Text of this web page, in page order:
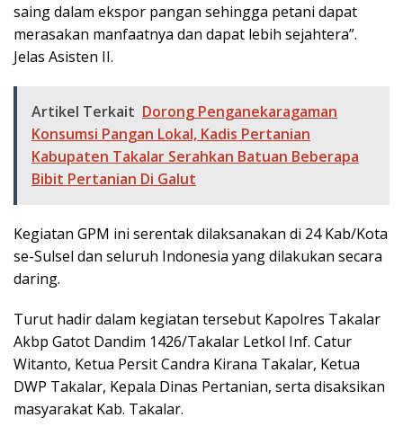
saing dalam ekspor pangan sehingga petani dapat
merasakan manfaatnya dan dapat lebih sejahtera”.
Jelas Asisten II.
Artikel Terkait Dorong Penganekaragaman
Konsumsi Pangan Lokal, Kadis Pertanian
Kabupaten Takalar Serahkan Batuan Beberapa
Bibit Pertanian Di Galut
Kegiatan GPM ini serentak dilaksanakan di 24 Kab/Kota
se-Sulsel dan seluruh Indonesia yang dilakukan secara
daring.
Turut hadir dalam kegiatan tersebut Kapolres Takalar
Akbp Gatot Dandim 1426/Takalar Letkol Inf. Catur
Witanto, Ketua Persit Candra Kirana Takalar, Ketua
DWP Takalar, Kepala Dinas Pertanian, serta disaksikan
masyarakat Kab. Takalar.